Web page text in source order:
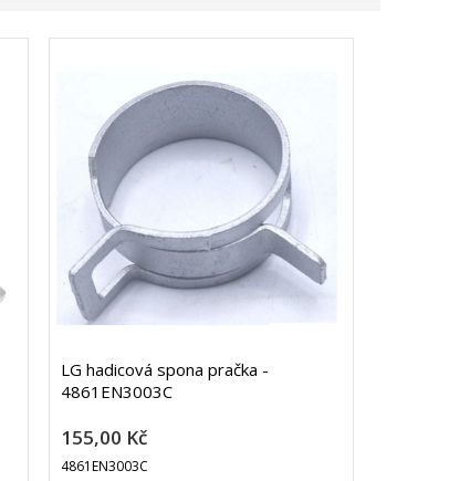
LG hadicová spona pračka -
4861EN3003C
155,00 Kč
4861EN3003C